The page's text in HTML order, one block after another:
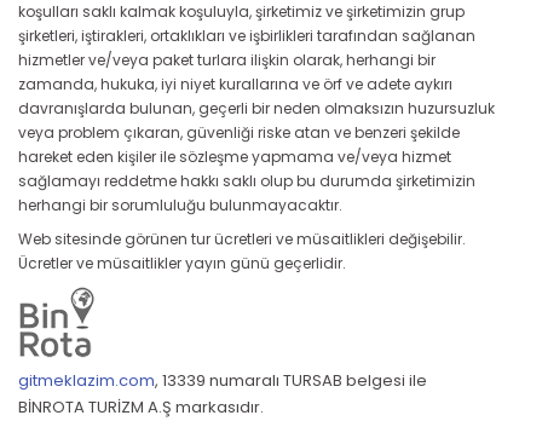
koşulları saklı kalmak koşuluyla, şirketimiz ve şirketimizin grup
şirketleri, iştirakleri, ortaklıkları ve işbirlikleri tarafından sağlanan
hizmetler ve/veya paket turlara ilişkin olarak, herhangi bir
zamanda, hukuka, iyi niyet kurallarına ve örf ve adete aykırı
davranışlarda bulunan, geçerli bir neden olmaksızın huzursuzluk
veya problem çıkaran, güvenliği riske atan ve benzeri şekilde
hareket eden kişiler ile sözleşme yapmama ve/veya hizmet
sağlamayı reddetme hakkı saklı olup bu durumda şirketimizin
herhangi bir sorumluluğu bulunmayacaktır.
Web sitesinde görünen tur ücretleri ve müsaitlikleri değişebilir.
Ücretler ve müsaitlikler yayın günü geçerlidir.
gitmeklazim.com, 13339 numaralı TURSAB belgesi ile
BİNROTA TURİZM A.Ş markasıdır.